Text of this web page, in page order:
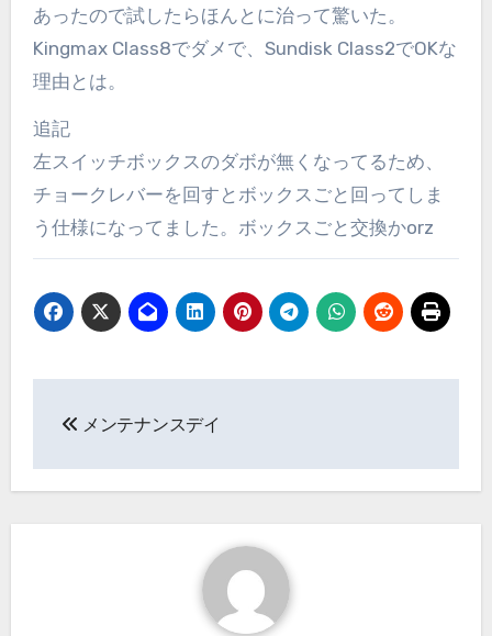
あったので試したらほんとに治って驚いた。
Kingmax Class8でダメで、Sundisk Class2でOKな
理由とは。
追記
左スイッチボックスのダボが無くなってるため、
チョークレバーを回すとボックスごと回ってしま
う仕様になってました。ボックスごと交換かorz
ナ
メンテナンスデイ